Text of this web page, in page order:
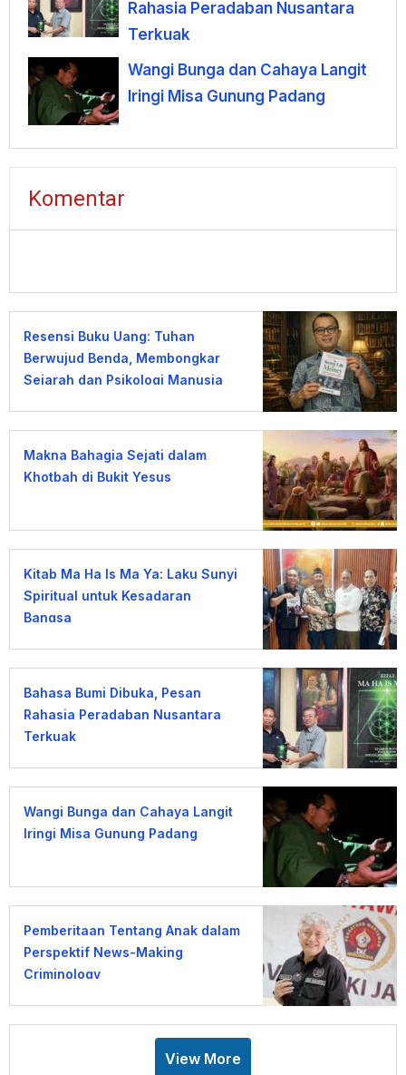
Rahasia Peradaban Nusantara
Terkuak
Wangi Bunga dan Cahaya Langit
Iringi Misa Gunung Padang
Komentar
Resensi Buku Uang: Tuhan
Berwujud Benda, Membongkar
Sejarah dan Psikologi Manusia
Makna Bahagia Sejati dalam
Khotbah di Bukit Yesus
Kitab Ma Ha Is Ma Ya: Laku Sunyi
Spiritual untuk Kesadaran
Bangsa
Bahasa Bumi Dibuka, Pesan
Rahasia Peradaban Nusantara
Terkuak
Wangi Bunga dan Cahaya Langit
Iringi Misa Gunung Padang
Pemberitaan Tentang Anak dalam
Perspektif News-Making
Criminology
View More